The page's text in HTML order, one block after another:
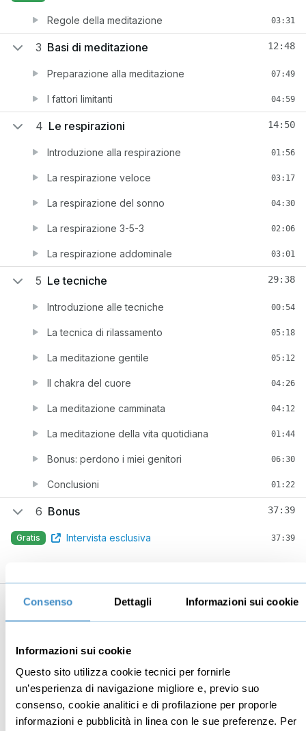
Consenso Dettagli Informazioni sui cookie
Informazioni sui cookie
Questo sito utilizza cookie tecnici per fornirle
un’esperienza di navigazione migliore e, previo suo
consenso, cookie analitici e di profilazione per proporle
informazioni e pubblicità in linea con le sue preferenze. Per
Regole della meditazione 03:31
3 Basi di meditazione 12:48
Preparazione alla meditazione 07:49
I fattori limitanti 04:59
4 Le respirazioni 14:50
Introduzione alla respirazione 01:56
La respirazione veloce 03:17
La respirazione del sonno 04:30
La respirazione 3-5-3 02:06
La respirazione addominale 03:01
5 Le tecniche 29:38
Introduzione alle tecniche 00:54
La tecnica di rilassamento 05:18
La meditazione gentile 05:12
Il chakra del cuore 04:26
La meditazione camminata 04:12
La meditazione della vita quotidiana 01:44
Bonus: perdono i miei genitori 06:30
Conclusioni 01:22
6 Bonus 37:39
Gratis Intervista esclusiva 37:39
Business
Mindset imprenditoriale
Imprenditoria
Risorse Umane
Vendita
Digital marketing
Social media manager
E-commerce
Google